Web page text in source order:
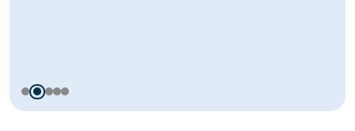
Nos clients nous font part de
commentaires positifs